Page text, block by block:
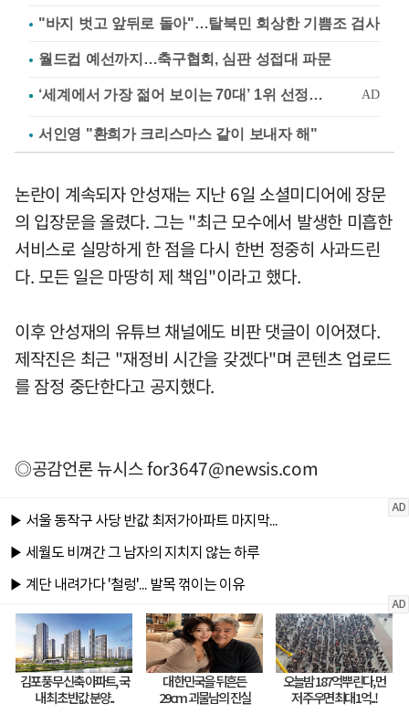
"바지 벗고 앞뒤로 돌아"…탈북민 회상한 기쁨조 검사
월드컵 예선까지…축구협회, 심판 성접대 파문
서인영 "환희가 크리스마스 같이 보내자 해"
논란이 계속되자 안성재는 지난 6일 소셜미디어에 장문
의 입장문을 올렸다. 그는 "최근 모수에서 발생한 미흡한
서비스로 실망하게 한 점을 다시 한번 정중히 사과드린
다. 모든 일은 마땅히 제 책임"이라고 했다.
이후 안성재의 유튜브 채널에도 비판 댓글이 이어졌다.
제작진은 최근 "재정비 시간을 갖겠다"며 콘텐츠 업로드
를 잠정 중단한다고 공지했다.
◎공감언론 뉴시스for3647@newsis.com